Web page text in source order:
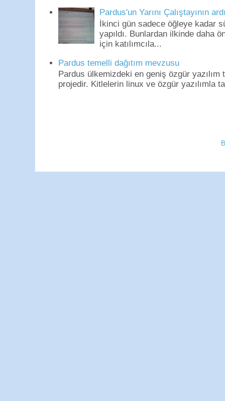
Pardus'un Yarını Çalıştayının
İkinci gün sadece öğleye kadar
yapıldı. Bunlardan ilkinde daha
için katılımcıla...
Pardus temelli dağıtım mevzusu
Pardus ülkemizdeki en geniş özgür
projedir. Kitlelerin linux ve özgür yazılımla